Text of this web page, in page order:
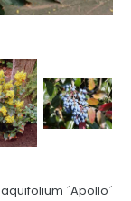
´Apollo´